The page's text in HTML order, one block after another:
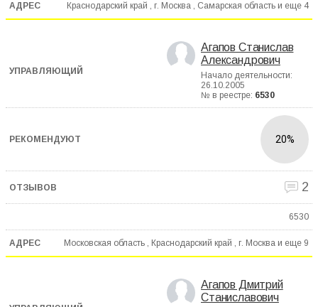
Краснодарский край , г. Москва , Самарская область и еще 4
Агапов Станислав
Александрович
Начало деятельности:
26.10.2005
№ в реестре: 6530
20%
2
6530
Московская область , Краснодарский край , г. Москва и еще 9
Агапов Дмитрий
Станиславович